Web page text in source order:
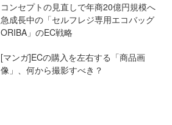
コンセプトの見直しで年商20億円規模へ
急成長中の「セルフレジ専用エコバッグ
ORIBA」のEC戦略
[マンガ]ECの購入を左右する「商品画
像」、何から撮影すべき？